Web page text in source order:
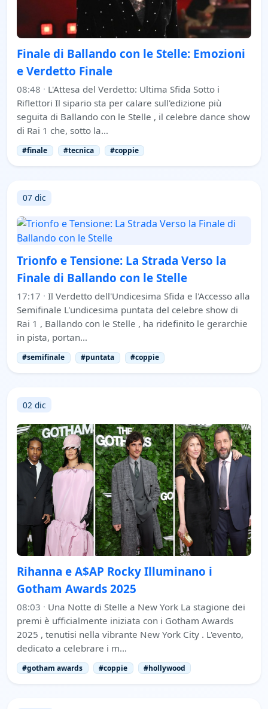
Finale di Ballando con le Stelle: Emozioni
e Verdetto Finale
08:48 · L'Attesa del Verdetto: Ultima Sfida Sotto i
Riflettori Il sipario sta per calare sull'edizione più
seguita di Ballando con le Stelle , il celebre dance show
di Rai 1 che, sotto la…
#finale #tecnica #coppie
07 dic
Trionfo e Tensione: La Strada Verso la
Finale di Ballando con le Stelle
17:17 · Il Verdetto dell'Undicesima Sfida e l'Accesso alla
Semifinale L'undicesima puntata del celebre show di
Rai 1 , Ballando con le Stelle , ha ridefinito le gerarchie
in pista, portan…
#semifinale #puntata #coppie
02 dic
Rihanna e A$AP Rocky Illuminano i
Gotham Awards 2025
08:03 · Una Notte di Stelle a New York La stagione dei
premi è ufficialmente iniziata con i Gotham Awards
2025 , tenutisi nella vibrante New York City . L'evento,
dedicato a celebrare i m…
#gotham awards #coppie #hollywood